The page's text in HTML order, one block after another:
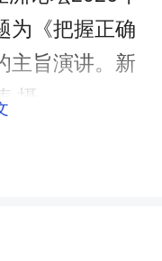
为《把握正确
旨演讲。新
摄
博鳌亚洲论坛